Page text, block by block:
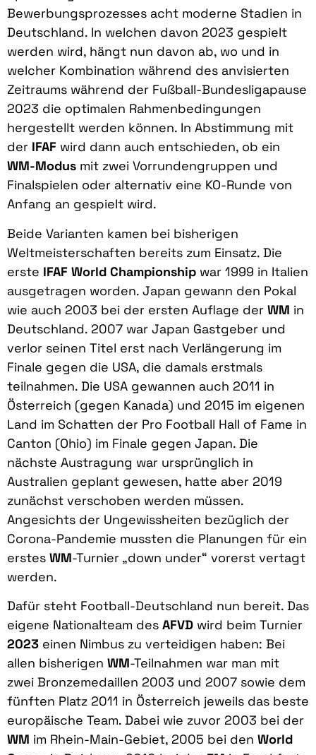
Bewerbungsprozesses acht moderne Stadien in
Deutschland. In welchen davon 2023 gespielt
werden wird, hängt nun davon ab, wo und in
welcher Kombination während des anvisierten
Zeitraums während der Fußball-Bundesligapause
2023 die optimalen Rahmenbedingungen
hergestellt werden können. In Abstimmung mit
der IFAF wird dann auch entschieden, ob ein
WM-Modus mit zwei Vorrundengruppen und
Finalspielen oder alternativ eine KO-Runde von
Anfang an gespielt wird.
Beide Varianten kamen bei bisherigen
Weltmeisterschaften bereits zum Einsatz. Die
erste IFAF World Championship war 1999 in Italien
ausgetragen worden. Japan gewann den Pokal
wie auch 2003 bei der ersten Auflage der WM in
Deutschland. 2007 war Japan Gastgeber und
verlor seinen Titel erst nach Verlängerung im
Finale gegen die USA, die damals erstmals
teilnahmen. Die USA gewannen auch 2011 in
Österreich (gegen Kanada) und 2015 im eigenen
Land im Schatten der Pro Football Hall of Fame in
Canton (Ohio) im Finale gegen Japan. Die
nächste Austragung war ursprünglich in
Australien geplant gewesen, hatte aber 2019
zunächst verschoben werden müssen.
Angesichts der Ungewissheiten bezüglich der
Corona-Pandemie mussten die Planungen für ein
erstes WM-Turnier „down under“ vorerst vertagt
werden.
Dafür steht Football-Deutschland nun bereit. Das
eigene Nationalteam des AFVD wird beim Turnier
2023 einen Nimbus zu verteidigen haben: Bei
allen bisherigen WM-Teilnahmen war man mit
zwei Bronzemedaillen 2003 und 2007 sowie dem
fünften Platz 2011 in Österreich jeweils das beste
europäische Team. Dabei wie zuvor 2003 bei der
WM im Rhein-Main-Gebiet, 2005 bei den World